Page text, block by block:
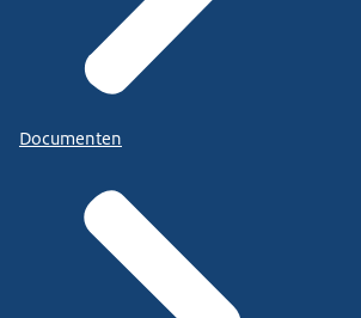
Documenten